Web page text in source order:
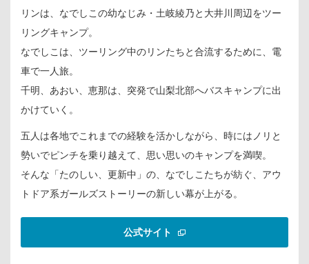
リンは、なでしこの幼なじみ・土岐綾乃と大井川周辺をツー
リングキャンプ。
なでしこは、ツーリング中のリンたちと合流するために、電
車で一人旅。
千明、あおい、恵那は、突発で山梨北部へバスキャンプに出
かけていく。
五人は各地でこれまでの経験を活かしながら、時にはノリと
勢いでピンチを乗り越えて、思い思いのキャンプを満喫。
そんな「たのしい、更新中」の、なでしこたちが紡ぐ、アウ
トドア系ガールズストーリーの新しい幕が上がる。
公式サイト